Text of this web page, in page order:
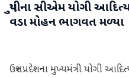
યુપીના સીએમ યોગી
વડા મોહન ભાગવત મળ્યા
ઉત્તર પ્રદેશના મુખ્યમંત્રી યોગી